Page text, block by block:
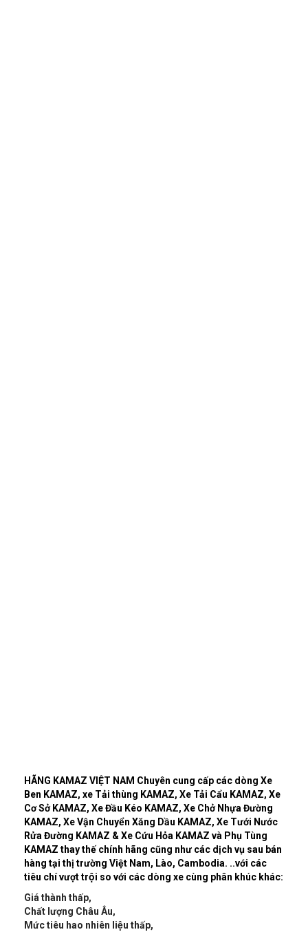
HÃNG KAMAZ VIỆT NAM Chuyên cung cấp các dòng Xe
Ben KAMAZ, xe Tải thùng KAMAZ, Xe Tải Cẩu KAMAZ, Xe
Cơ Sở KAMAZ, Xe Đầu Kéo KAMAZ, Xe Chở Nhựa Đường
KAMAZ, Xe Vận Chuyển Xăng Dầu KAMAZ, Xe Tưới Nước
Rửa Đường KAMAZ & Xe Cứu Hỏa KAMAZ và Phụ Tùng
KAMAZ thay thế chính hãng cũng như các dịch vụ sau bán
hàng tại thị trường Việt Nam, Lào, Cambodia. ..với các
tiêu chí vượt trội so với các dòng xe cùng phân khúc khác:
Giá thành thấp,
Chất lượng Châu Âu,
Mức tiêu hao nhiên liệu thấp,